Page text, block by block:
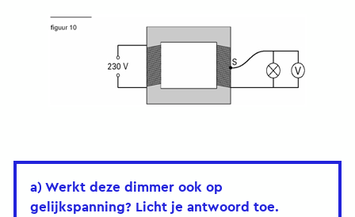
a) Werkt deze dimmer ook op
gelijkspanning? Licht je antwoord toe.